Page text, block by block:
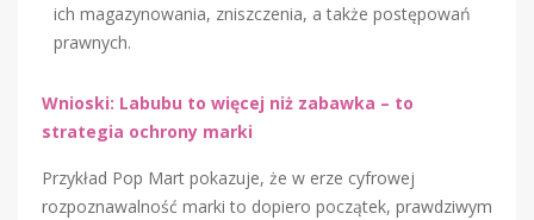
ich magazynowania, zniszczenia, a także postępowań
prawnych.
Wnioski: Labubu to więcej niż zabawka – to
strategia ochrony marki
Przykład Pop Mart pokazuje, że w erze cyfrowej
rozpoznawalność marki to dopiero początek, prawdziwym